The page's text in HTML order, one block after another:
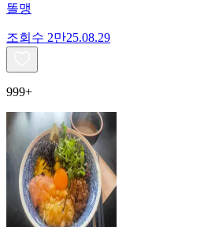
똘맹
조회수 2만25.08.29
999+